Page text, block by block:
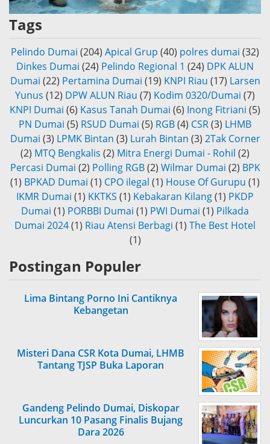
Tags
Pelindo Dumai (204) Apical Grup (40) polres dumai (32)
Dinkes Dumai (24) Pelindo Regional 1 (24) DPK ALUN
Dumai (22) Pertamina Dumai (19) KNPI Riau (17) Larsen
Yunus (12) DPW ALUN Riau (7) Kodim 0320/Dumai (7)
KNPI Dumai (6) Kasus Tanah Dumai (6) Inong Fitriani (5)
PN Dumai (5) RSUD Dumai (5) RGB(4) CSR(3) LHMB
Dumai (3) LPMK Bintan (3) Lurah Bintan (3) 2Tak Corner
(2) MTQ Bengkalis (2) Mitra Energi Dumai - Rohil (2)
Percasi Dumai (2) Polling RGB (2) Wilmar Dumai (2) BPK
(1) BPKAD Dumai (1) CPO ilegal (1) House Of Gurupu (1)
IKMR Dumai (1) KKTKS (1) Kebakaran Kilang(1) PKDP
Dumai (1) PORBBI Dumai (1) PWI Dumai (1) Pilkada
Dumai 2024(1) Riau Atensi Berbagi (1) The Best Hotel
(1)
Postingan Populer
Lima Bintang Porno Ini Cantiknya
Kebangetan
Misteri Dana CSR Kota Dumai, LHMB
Tantang TJSP Buka Laporan
Gandeng Pelindo Dumai, Diskopar
Luncurkan 10 Pasang Finalis Bujang
Dara 2026